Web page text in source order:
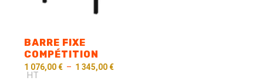
BARRE FIXE
COMPÉTITION
1 076,00 € – 1 345,00 €
HT